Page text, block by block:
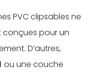
PVC clipsables ne
conçues pour un
D’autres,
ou une couche